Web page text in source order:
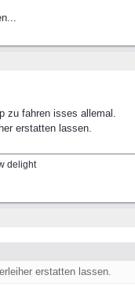
zu fahren isses allemal.
erstatten lassen.
delight
erstatten lassen.